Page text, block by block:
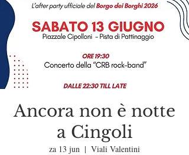
Ancora non è notte
a Cingoli
za 13 jun
  |
Viali Valentini